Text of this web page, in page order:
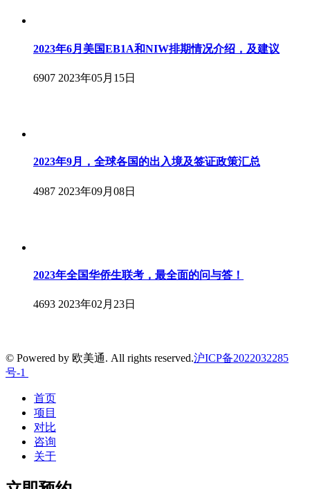
2023年6月美国EB1A和NIW排期情况介绍，及建议
6907 2023年05月15日
2023年9月，全球各国的出入境及签证政策汇总
4987 2023年09月08日
2023年全国华侨生联考，最全面的问与答！
4693 2023年02月23日
© Powered by 欧美通. All rights reserved.沪ICP备2022032285
号-1
首页
项目
对比
咨询
关于